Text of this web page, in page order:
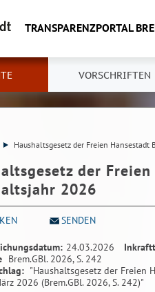
TRANSPARENZPORTAL
VORSCHRIFTEN
Haushaltsgesetz der Freien
der
2026
SENDEN
24.03.2026
Brem.GBl. 2026, S. 242
"Haushaltsgesetz der Freien
2026 (Brem.GBl. 2026, S. 242)"